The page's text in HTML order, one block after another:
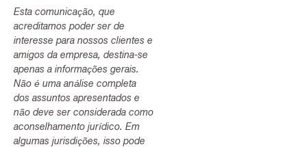
Esta comunicação, que
acreditamos poder ser de
interesse para nossos clientes e
amigos da empresa, destina-se
apenas a informações gerais.
Não é uma análise completa
dos assuntos apresentados e
não deve ser considerada como
aconselhamento jurídico. Em
algumas jurisdições, isso pode